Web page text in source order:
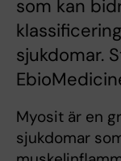
som kan
sjukdomar.
Myosit är en
sjukdomar